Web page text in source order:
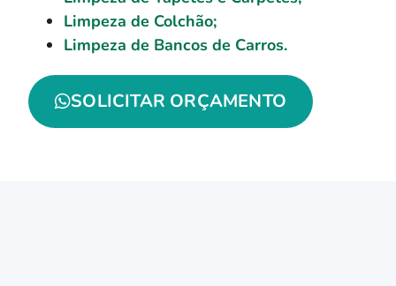
Limpeza de Colchão;
Limpeza de Bancos de Carros.
SOLICITAR ORÇAMENTO